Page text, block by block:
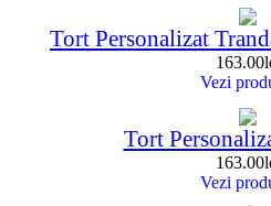
Tort Personalizat
163.00
Vezi
Tort
163.00
Vezi